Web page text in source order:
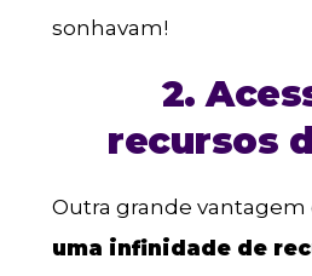
sonhavam!
2.
recursos
Outra grande vantagem
uma infinidade de